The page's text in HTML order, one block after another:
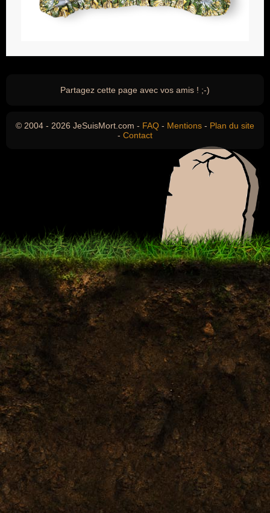
Partagez cette page avec vos amis ! ;-)
© 2004 - 2026 JeSuisMort.com - FAQ - Mentions - Plan du site
- Contact